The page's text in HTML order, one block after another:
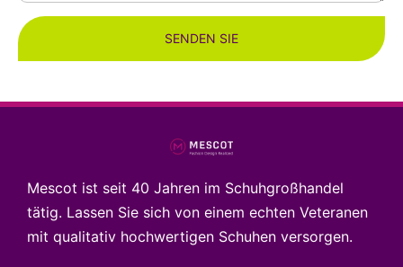
SENDEN SIE
Mescot ist seit 40 Jahren im Schuhgroßhandel
tätig. Lassen Sie sich von einem echten Veteranen
mit qualitativ hochwertigen Schuhen versorgen.